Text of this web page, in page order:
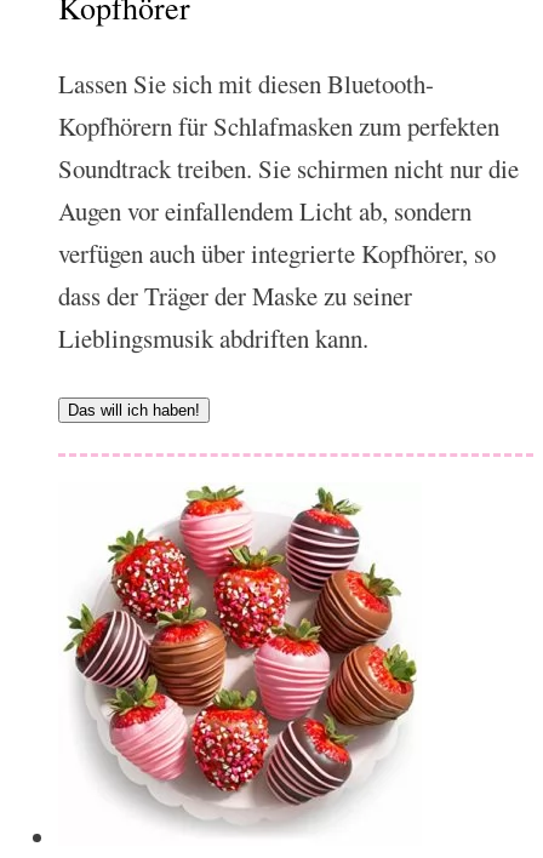
Lassen Sie sich mit diesen Bluetooth-
Kopfhörern für Schlafmasken zum perfekten
Soundtrack treiben. Sie schirmen nicht nur die
Augen vor einfallendem Licht ab, sondern
verfügen auch über integrierte Kopfhörer, so
dass der Träger der Maske zu seiner
Lieblingsmusik abdriften kann.
Das will ich haben!